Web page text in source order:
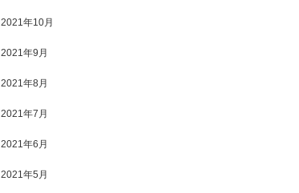
2021年10月
2021年9月
2021年8月
2021年7月
2021年6月
2021年5月